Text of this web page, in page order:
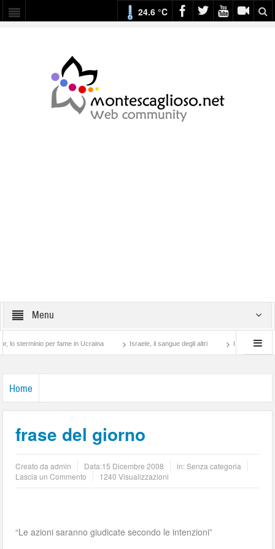
24.6 °C
Menu
per fame in Ucraina Israele, il sangue degli altri Lotta di classe… tra
Home
frase del giorno
Creato daadmin Data:15 Dicembre 2008
in: Senza categoria
Lascia un Commento
1240 Visualizzazioni
“Le azioni saranno giudicate secondo le intenzioni”